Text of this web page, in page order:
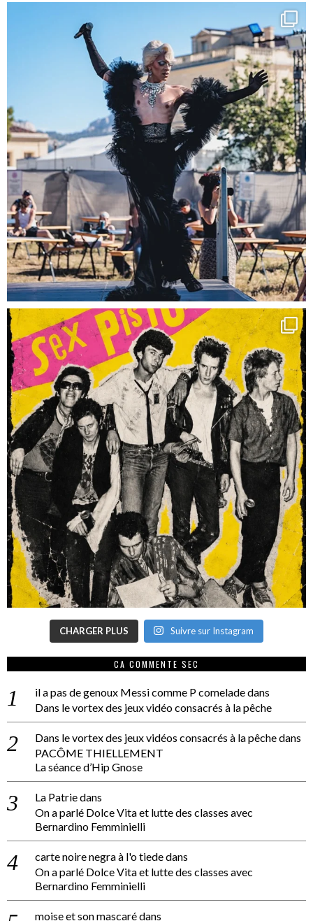
CHARGER PLUS Suivre sur Instagram
CA COMMENTE SEC
il a pas de genoux Messi comme P comeladedans
Dans le vortex des jeux vidéo consacrés à la pêche
Dans le vortex des jeux vidéos consacrés à la pêchedans
PACÔME THIELLEMENT
La séance d’Hip Gnose
La Patriedans
On a parlé Dolce Vita et lutte des classes avec
Bernardino Femminielli
carte noire negra à l'o tiededans
On a parlé Dolce Vita et lutte des classes avec
Bernardino Femminielli
moise et son mascarédans